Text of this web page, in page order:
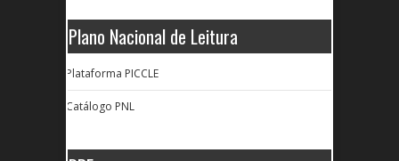
Plano Nacional de Leitura
Plataforma PICCLE
Catálogo PNL